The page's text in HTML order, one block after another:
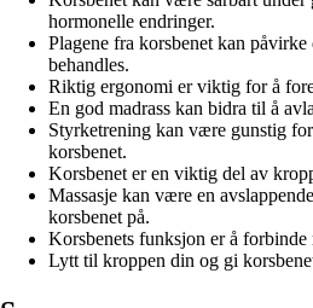
hormonelle endringer.
Plagene fra korsbenet kan
behandles.
Riktig ergonomi er viktig for å
En god madrass kan bidra til å
Styrketrening kan være gunstig
korsbenet.
Korsbenet er en viktig del av
Massasje kan være en
korsbenet på.
Korsbenets funksjon er å
Lytt til kroppen din og gi